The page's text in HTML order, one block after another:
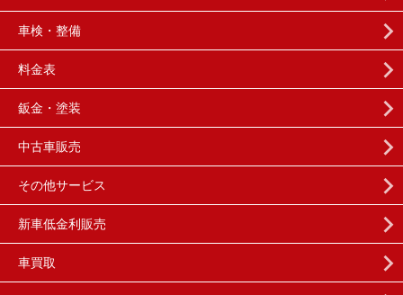
車検・整備
料金表
鈑金・塗装
中古車販売
その他サービス
新車低金利販売
車買取